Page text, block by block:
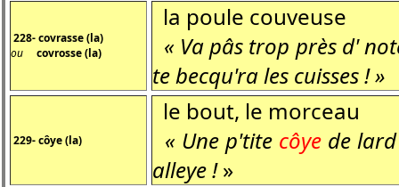
228- covrasse (la)
ou
covrosse (la)
la poule couveuse
« Va pâs trop près d'
te becqu'ra les cuisses ! »
229- côye (la)
le bout, le morceau
« Une p'tite côye de
alleye !»